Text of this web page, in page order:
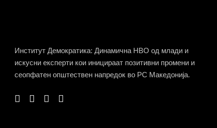
Институт Демократика: Динамична НВО од млади и
искусни експерти кои иницираат позитивни промени и
сеопфатен општествен напредок во РС Македонија.